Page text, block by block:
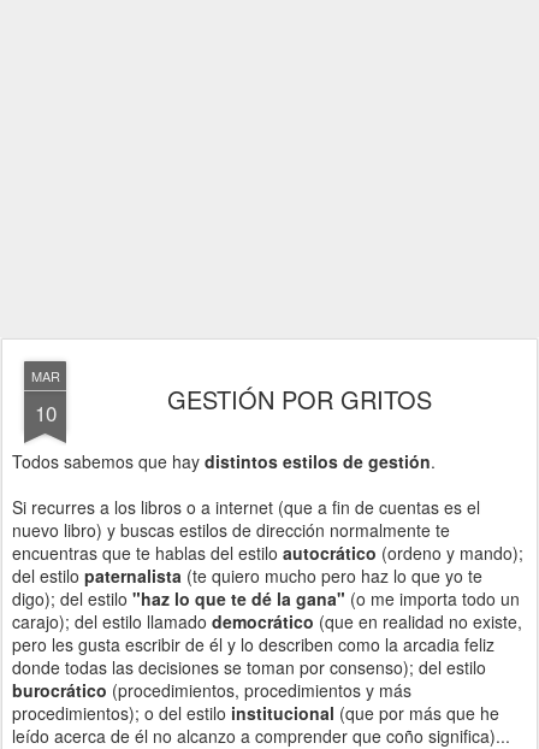
MAR
10 GESTIÓN POR GRITOS
Todos sabemos que hay distintos estilos de gestión.
Si recurres a los libros o a internet (que a fin de cuentas es el
nuevo libro) y buscas estilos de dirección normalmente te
encuentras que te hablas del estilo autocrático (ordeno y mando);
del estilo paternalista (te quiero mucho pero haz lo que yo te
digo); del estilo "haz lo que te dé la gana" (o me importa todo un
carajo); del estilo llamado democrático (que en realidad no existe,
pero les gusta escribir de él y lo describen como la arcadia feliz
donde todas las decisiones se toman por consenso); del estilo
burocrático (procedimientos, procedimientos y más
procedimientos); o del estilo institucional (que por más que he
leído acerca de él no alcanzo a comprender que coño significa)...